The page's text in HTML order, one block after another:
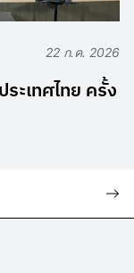
22 ก.ค. 2026
ะเทศไทย ครั้ง